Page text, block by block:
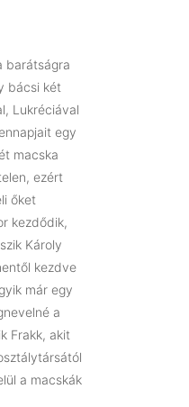
barátságra
bácsi két
Lukréciával
egy
macska
ezért
őket
kezdődik,
Károly
kezdve
már egy
a
Frakk, akit
a macskák